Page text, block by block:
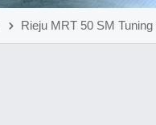
Rieju MRT 50 SM Tuning